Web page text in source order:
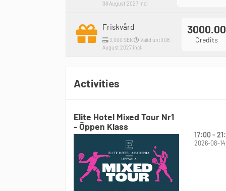
08 August 2027 incl.
3000.00
Credits
Friskvård
3,000 SEK
Valid until 08
August 2027 incl.
Activities
Elite Hotel Mixed Tour Nr1
- Öppen Klass
17:00 -
2026-08-14